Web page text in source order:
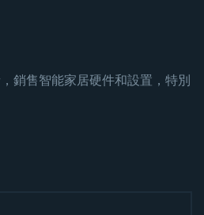
銷售智能家居硬件和設置，特別